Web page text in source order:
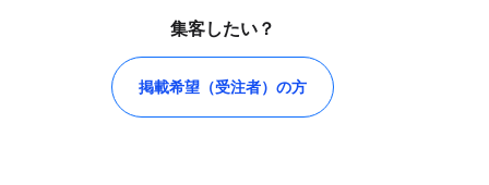
集客したい？
掲載希望（受注者）の方